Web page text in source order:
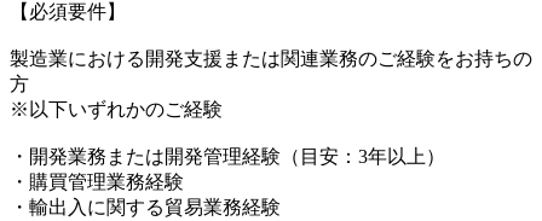
【必須要件】
製造業における開発支援または関連業務のご経験をお持ちの
方
※以下いずれかのご経験
・開発業務または開発管理経験（目安：3年以上）
・購買管理業務経験
・輸出入に関する貿易業務経験